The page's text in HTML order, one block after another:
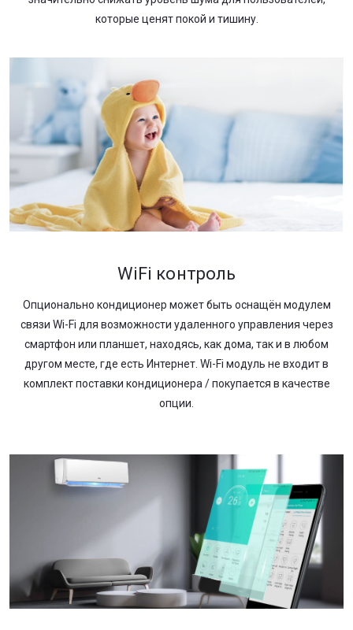
которые ценят покой и тишину.
WiFi контроль
Опционально кондиционер может быть оснащён модулем
связи Wi-Fi для возможности удаленного управления через
смартфон или планшет, находясь, как дома, так и в любом
другом месте, где есть Интернет. Wi-Fi модуль не входит в
комплект поставки кондиционера / покупается в качестве
опции.